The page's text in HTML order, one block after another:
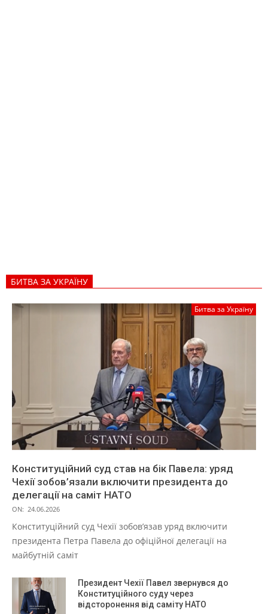
БИТВА ЗА УКРАЇНУ
Битва за Україну
Конституційний суд став на бік Павела: уряд
Чехії зобов’язали включити президента до
делегації на саміт НАТО
ON: 24.06.2026
Конституційний суд Чехії зобов’язав уряд включити
президента Петра Павела до офіційної делегації на
майбутній саміт
Президент Чехії Павел звернувся до
Конституційного суду через
відсторонення від саміту НАТО